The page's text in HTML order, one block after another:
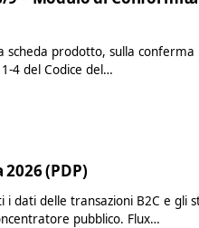
scheda prodotto, sulla conferma
4 del Codice del…
(PDP)
dati delle transazioni B2C e gli
pubblico. Flux…